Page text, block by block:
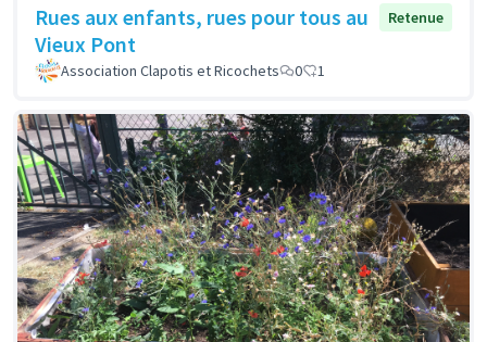
Rues aux enfants, rues pour tous au
Vieux Pont
Retenue
Association Clapotis et Ricochets 0 1